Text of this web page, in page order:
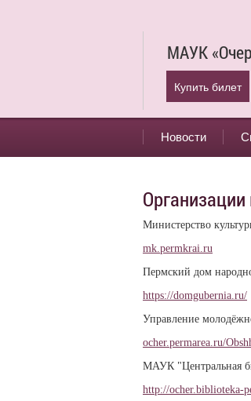
МАУК
Купить билет
Новости
Министерство
mk.permkrai.ru
Пермский дом
https://domgubernia.ru/
Управление
ocher.permarea.ru/
МАУК "Центральная
http://ocher.biblioteka-